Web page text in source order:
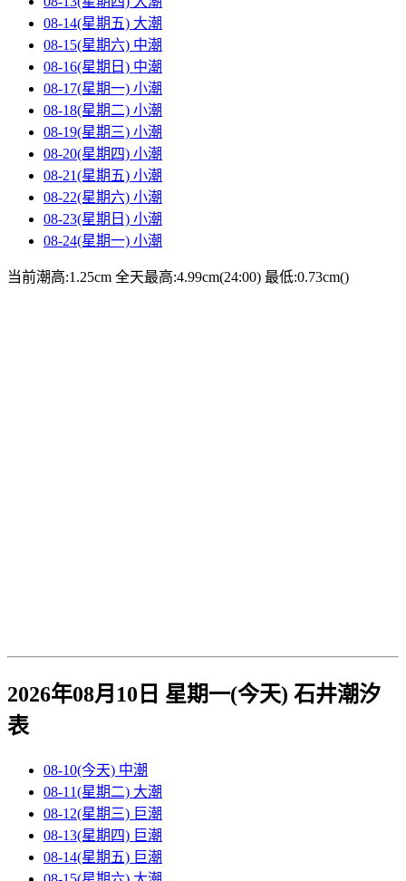
08-14(星期五) 大潮
08-15(星期六) 中潮
08-16(星期日) 中潮
08-17(星期一) 小潮
08-18(星期二) 小潮
08-19(星期三) 小潮
08-20(星期四) 小潮
08-21(星期五) 小潮
08-22(星期六) 小潮
08-23(星期日) 小潮
08-24(星期一) 小潮
当前潮高:1.25cm 全天最高:4.99cm(24:00) 最低:0.73cm()
2026年08月10日 星期一(今天) 石井潮汐
表
08-10(今天) 中潮
08-11(星期二) 大潮
08-12(星期三) 巨潮
08-13(星期四) 巨潮
08-14(星期五) 巨潮